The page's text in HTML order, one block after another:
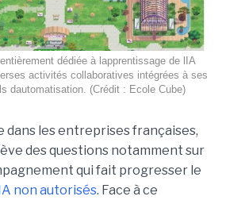
dédiée à lapprentissage de lIA
activités collaboratives intégrées à ses
dautomatisation. (Crédit : Ecole Cube)
dans les entreprises françaises,
des questions notamment sur
qui fait progresser le
non autorisés. Face à ce